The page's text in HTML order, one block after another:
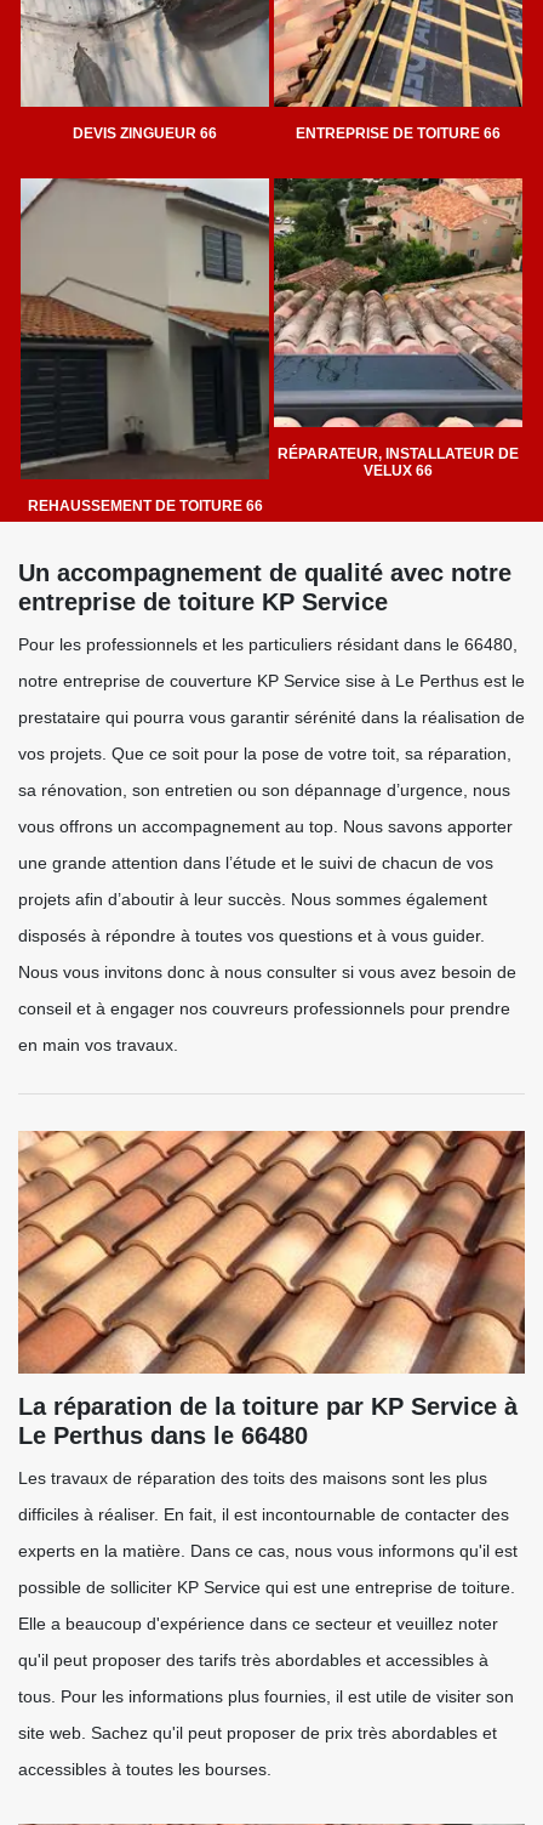
DEVIS ZINGUEUR 66 ENTREPRISE DE TOITURE 66
REHAUSSEMENT DE TOITURE 66
RÉPARATEUR, INSTALLATEUR DE
VELUX 66
Un accompagnement de qualité avec notre
entreprise de toiture KP Service
Pour les professionnels et les particuliers résidant dans le 66480,
notre entreprise de couverture KP Service sise à Le Perthus est le
prestataire qui pourra vous garantir sérénité dans la réalisation de
vos projets. Que ce soit pour la pose de votre toit, sa réparation,
sa rénovation, son entretien ou son dépannage d’urgence, nous
vous offrons un accompagnement au top. Nous savons apporter
une grande attention dans l’étude et le suivi de chacun de vos
projets afin d’aboutir à leur succès. Nous sommes également
disposés à répondre à toutes vos questions et à vous guider.
Nous vous invitons donc à nous consulter si vous avez besoin de
conseil et à engager nos couvreurs professionnels pour prendre
en main vos travaux.
La réparation de la toiture par KP Service à
Le Perthus dans le 66480
Les travaux de réparation des toits des maisons sont les plus
difficiles à réaliser. En fait, il est incontournable de contacter des
experts en la matière. Dans ce cas, nous vous informons qu'il est
possible de solliciter KP Service qui est une entreprise de toiture.
Elle a beaucoup d'expérience dans ce secteur et veuillez noter
qu'il peut proposer des tarifs très abordables et accessibles à
tous. Pour les informations plus fournies, il est utile de visiter son
site web. Sachez qu'il peut proposer de prix très abordables et
accessibles à toutes les bourses.